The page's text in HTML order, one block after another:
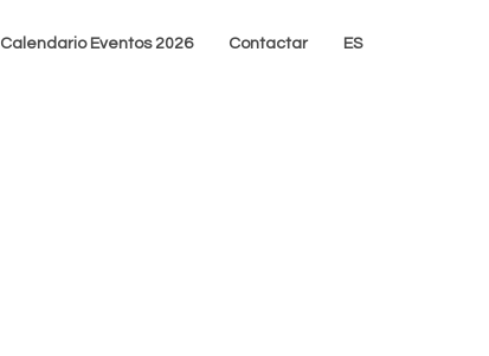
Calendario Eventos 2026 Contactar ES